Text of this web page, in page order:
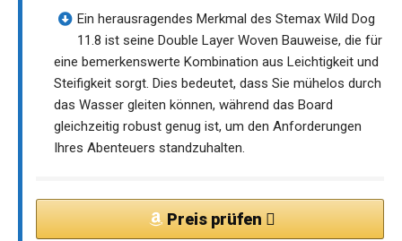
Ein herausragendes Merkmal des Stemax Wild Dog
11.8 ist seine Double Layer Woven Bauweise, die für
eine bemerkenswerte Kombination aus Leichtigkeit und
Steifigkeit sorgt. Dies bedeutet, dass Sie mühelos durch
das Wasser gleiten können, während das Board
gleichzeitig robust genug ist, um den Anforderungen
Ihres Abenteuers standzuhalten.
Preis prüfen